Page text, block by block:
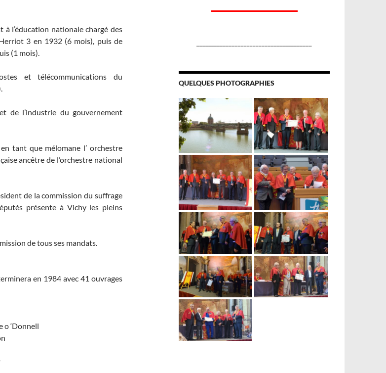
à l’éducation nationale chargé des
3 en 1932 (6 mois), puis de
(1 mois).
et télécommunications du
de l’industrie du gouvernement
tant que mélomane l’ orchestre
ancêtre de l’orchestre national
de la commission du suffrage
présente à Vichy les pleins
de tous ses mandats.
en 1984 avec 41 ouvrages
o ‘Donnell
QUELQUES PHOTOGRAPHIES